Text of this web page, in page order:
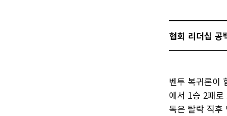
협회 리더십 공
벤투 복귀론이
에서 1승 2패
독은 탈락 직후